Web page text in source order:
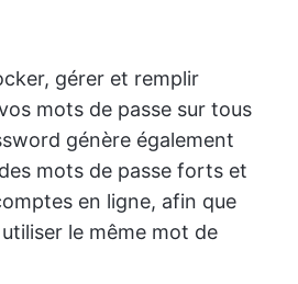
gérer et remplir
mots de passe sur tous
génère également
mots de passe forts et
en ligne, afin que
le même mot de